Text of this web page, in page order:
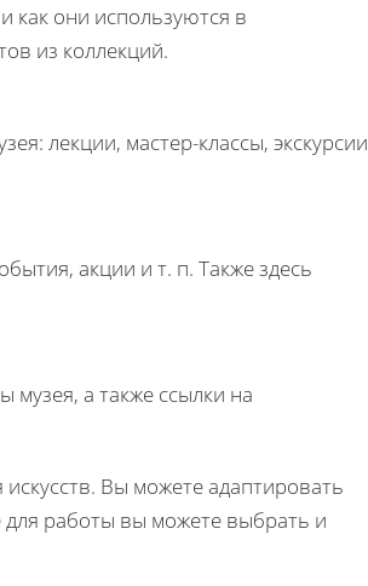
как они используются в
из коллекций.
лекции, мастер-классы, экскурсии
акции и т. п. Также здесь
музея, а также ссылки на
Вы можете адаптировать
для работы вы можете выбрать и